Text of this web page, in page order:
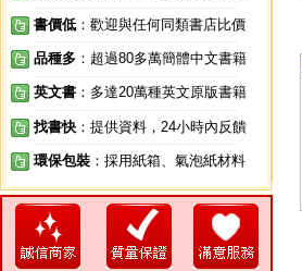
書價低 ：歡迎與任何同類書店比價
品種多 ：超過80多萬簡體中文書籍
英文書 ：多達20萬種英文原版書籍
找書快 ：提供資料，24小時內反饋
環保包裝 ：採用紙箱、氣泡紙材料